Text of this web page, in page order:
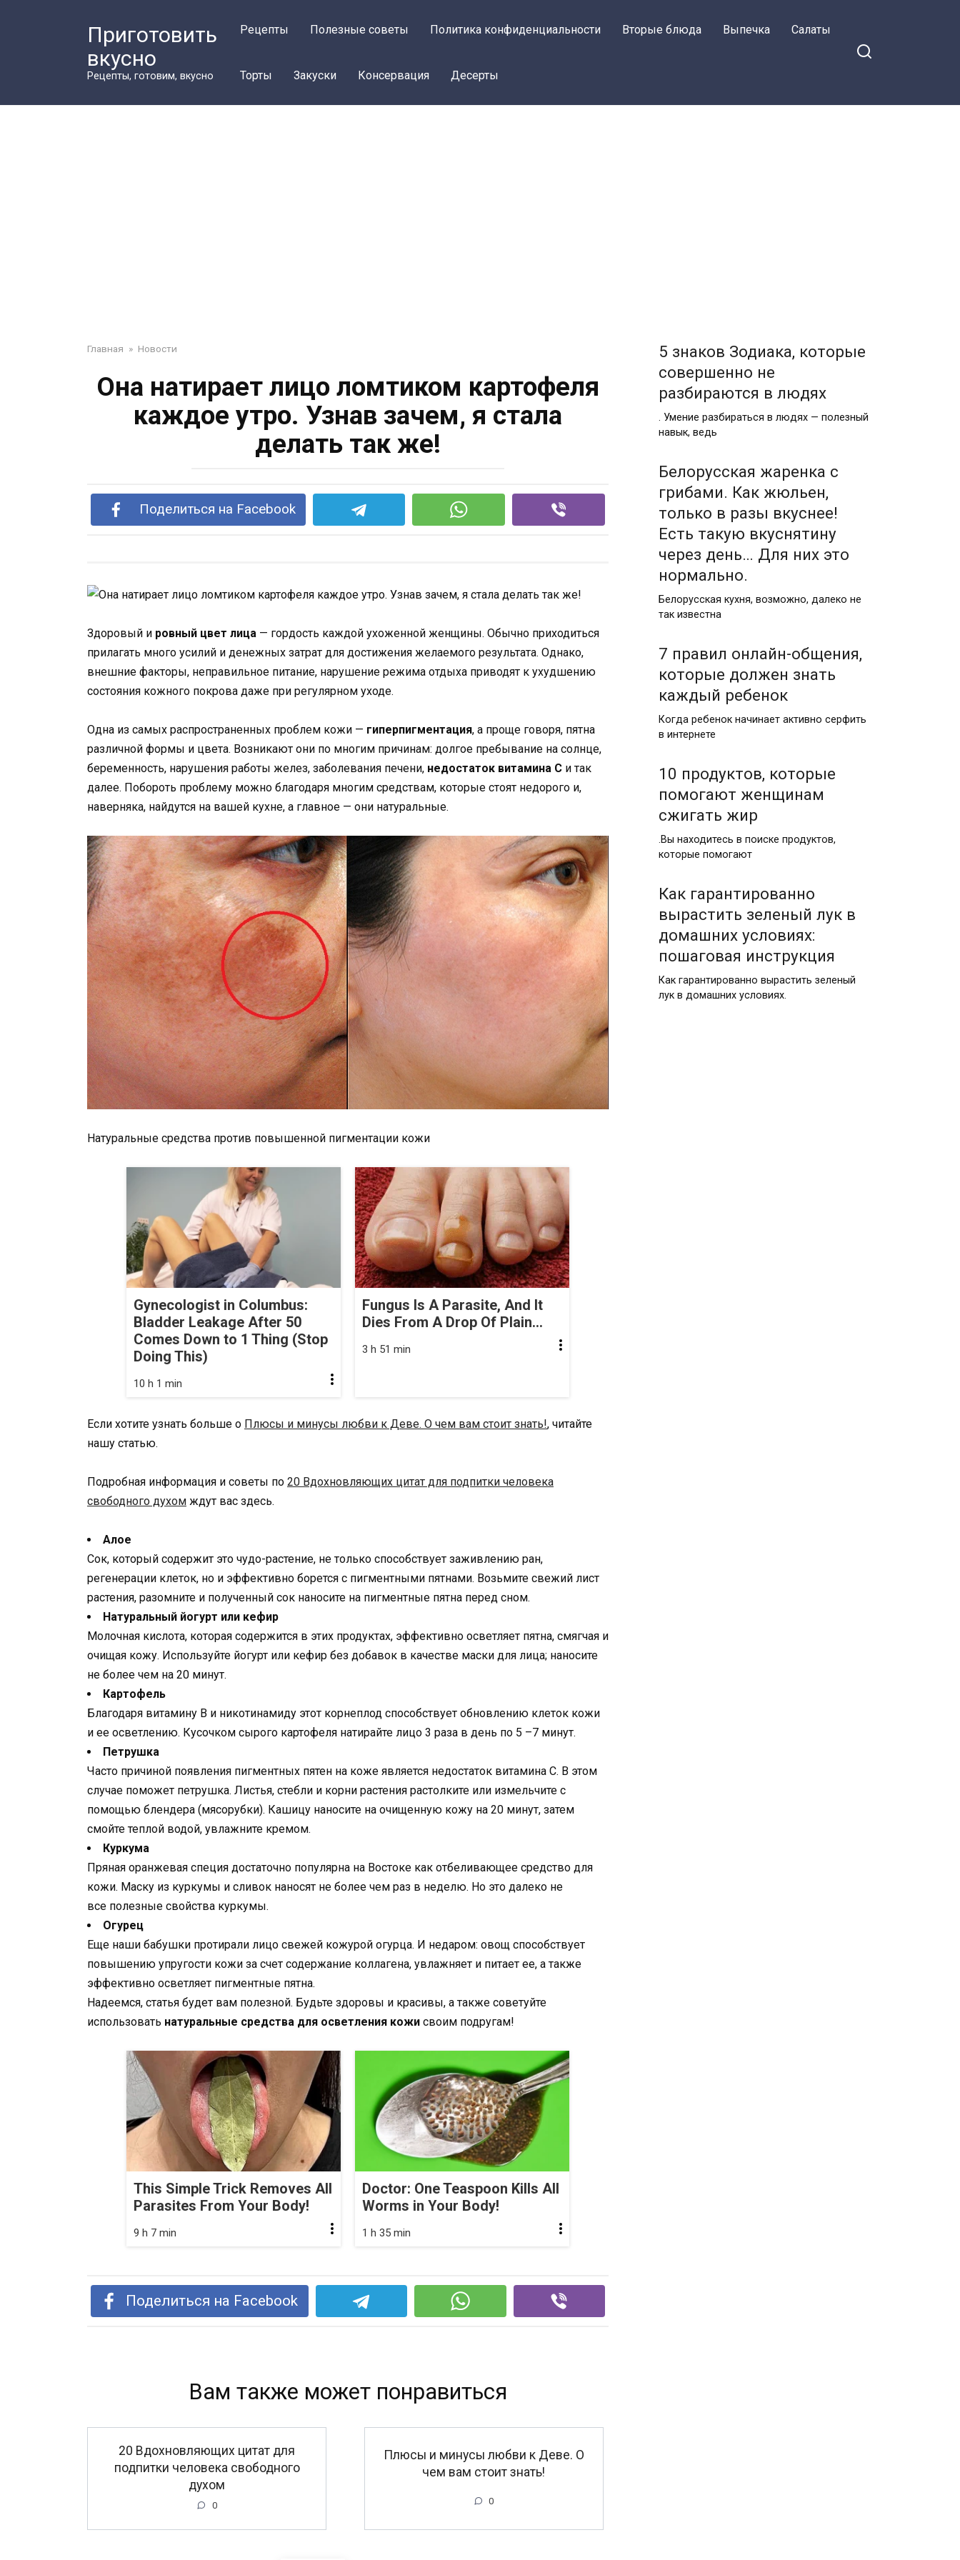
Приготовить
вкусно
Рецепты, готовим, вкусно
Рецепты Полезные советы Политика конфиденциальности Вторые блюда Выпечка Салаты
Торты Закуски Консервация Десерты
Главная » Новости
Она натирает лицо ломтиком картофеля
каждое утро. Узнав зачем, я стала
делать так же!
Поделиться на Facebook
Здоровый и ровный цвет лица — гордость каждой ухоженной женщины. Обычно приходиться
прилагать много усилий и денежных затрат для достижения желаемого результата. Однако,
внешние факторы, неправильное питание, нарушение режима отдыха приводят к ухудшению
состояния кожного покрова даже при регулярном уходе.
Одна из самых распространенных проблем кожи — гиперпигментация, а проще говоря, пятна
различной формы и цвета. Возникают они по многим причинам: долгое пребывание на солнце,
беременность, нарушения работы желез, заболевания печени, недостаток витамина С и так
далее. Побороть проблему можно благодаря многим средствам, которые стоят недорого и,
наверняка, найдутся на вашей кухне, а главное — они натуральные.
Натуральные средства против повышенной пигментации кожи
Gynecologist in Columbus:
Bladder Leakage After 50
Comes Down to 1 Thing (Stop
Doing This)
10 h 1 min
Fungus Is A Parasite, And It
Dies From A Drop Of Plain...
3 h 51 min
Если хотите узнать больше о Плюсы и минусы любви к Деве. О чем вам стоит знать!, читайте
нашу статью.
Подробная информация и советы по 20 Вдохновляющих цитат для подпитки человека
свободного духом ждут вас здесь.
Алое
Сок, который содержит это чудо-растение, не только способствует заживлению ран,
регенерации клеток, но и эффективно борется с пигментными пятнами. Возьмите свежий лист
растения, разомните и полученный сок наносите на пигментные пятна перед сном.
Натуральный йогурт или кефир
Молочная кислота, которая содержится в этих продуктах, эффективно осветляет пятна, смягчая и
очищая кожу. Используйте йогурт или кефир без добавок в качестве маски для лица; наносите
не более чем на 20 минут.
Картофель
Благодаря витамину В и никотинамиду этот корнеплод способствует обновлению клеток кожи
и ее осветлению. Кусочком сырого картофеля натирайте лицо 3 раза в день по 5 –7 минут.
Петрушка
Часто причиной появления пигментных пятен на коже является недостаток витамина С. В этом
случае поможет петрушка. Листья, стебли и корни растения растолките или измельчите с
помощью блендера (мясорубки). Кашицу наносите на очищенную кожу на 20 минут, затем
смойте теплой водой, увлажните кремом.
Куркума
Пряная оранжевая специя достаточно популярна на Востоке как отбеливающее средство для
кожи. Маску из куркумы и сливок наносят не более чем раз в неделю. Но это далеко не
все полезные свойства куркумы.
Огурец
Еще наши бабушки протирали лицо свежей кожурой огурца. И недаром: овощ способствует
повышению упругости кожи за счет содержание коллагена, увлажняет и питает ее, а также
эффективно осветляет пигментные пятна.
Надеемся, статья будет вам полезной. Будьте здоровы и красивы, а также советуйте
использовать натуральные средства для осветления кожи своим подругам!
This Simple Trick Removes All
Parasites From Your Body!
9 h 7 min
Doctor: One Teaspoon Kills All
Worms in Your Body!
1 h 35 min
Поделиться на Facebook
Вам также может понравиться
20 Вдохновляющих цитат для
подпитки человека свободного
духом
0
Плюсы и минусы любви к Деве. О
чем вам стоит знать!
0
5 знаков Зодиака, которые
совершенно не
разбираются в людях
. Умение разбираться в людях — полезный
навык, ведь
Белорусская жаренка с
грибами. Как жюльен,
только в разы вкуснее!
Есть такую вкуснятину
через день… Для них это
нормально.
Белорусская кухня, возможно, далеко не
так известна
7 правил онлайн-общения,
которые должен знать
каждый ребенок
Когда ребенок начинает активно серфить
в интернете
10 продуктов, которые
помогают женщинам
сжигать жир
.Вы находитесь в поиске продуктов,
которые помогают
Как гарантированно
вырастить зеленый лук в
домашних условиях:
пошаговая инструкция
Как гарантированно вырастить зеленый
лук в домашних условиях.